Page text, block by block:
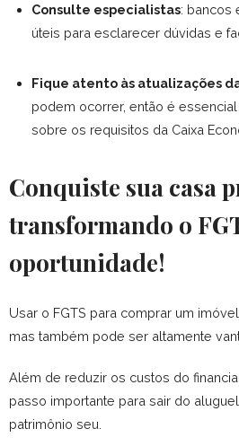
Consulte especialistas: bancos
úteis para esclarecer dúvidas e
Fique atento às atualizações
podem ocorrer, então é
sobre os requisitos da Caixa
Conquiste sua casa
transformando o
oportunidade!
Usar o FGTS para comprar um
mas também pode ser altamente
Além de reduzir os custos do
passo importante para sair do
patrimônio seu.